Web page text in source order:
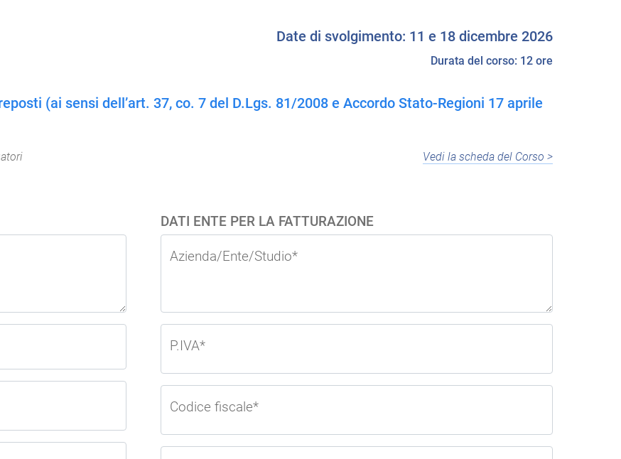
Date di svolgimento: 11 e 18 dicembre 2026
Durata del corso: 12 ore
(ai sensi dell’art. 37, co. 7 del D.Lgs. 81/2008 e Accordo Stato-Regioni 17 aprile
Vedi la scheda del Corso >
DATI ENTE PER LA FATTURAZIONE
Azienda/Ente/Studio*
P.IVA*
Codice fiscale*